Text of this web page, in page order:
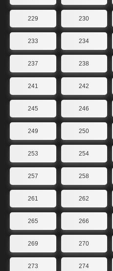
229 230
233 234
237 238
241 242
245 246
249 250
253 254
257 258
261 262
265 266
269 270
273 274